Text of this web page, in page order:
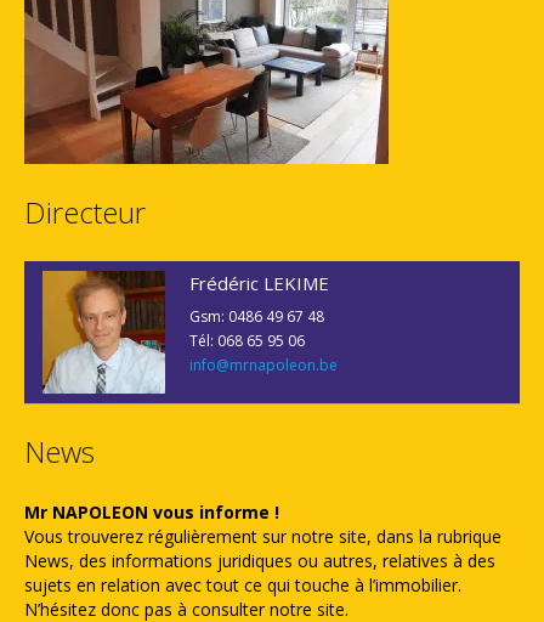
Directeur
Frédéric LEKIME
Gsm: 0486 49 67 48
Tél: 068 65 95 06
info@mrnapoleon.be
News
Mr NAPOLEON vous informe !
Vous trouverez régulièrement sur notre site, dans la rubrique
News, des informations juridiques ou autres, relatives à des
sujets en relation avec tout ce qui touche à l’immobilier.
N’hésitez donc pas à consulter notre site.